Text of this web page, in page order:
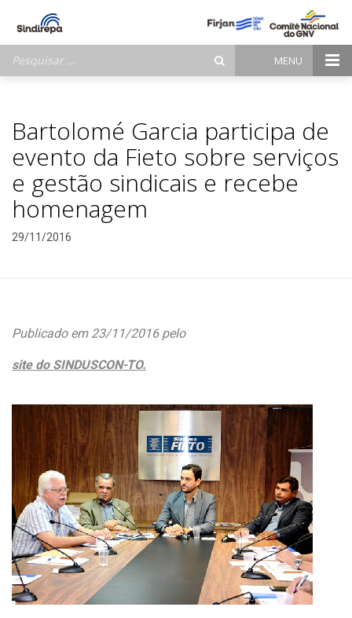
por:
MENU
Bartolomé Garcia participa de
evento da Fieto sobre serviços
e gestão sindicais e recebe
homenagem
29/11/2016
Publicado em 23/11/2016 pelo
site do SINDUSCON-TO.